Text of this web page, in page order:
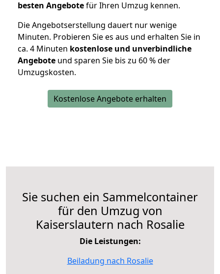
besten Angebotefür Ihren Umzug kennen.
Die Angebotserstellung dauert nur wenige
Minuten. Probieren Sie es aus und erhalten Sie in
ca. 4 Minuten kostenlose und unverbindliche
Angebote und sparen Sie bis zu 60 % der
Umzugskosten.
Kostenlose Angebote erhalten
Sie suchen ein Sammelcontainer
für den Umzug von
Kaiserslautern nach Rosalie
Die Leistungen:
Beiladung nach Rosalie